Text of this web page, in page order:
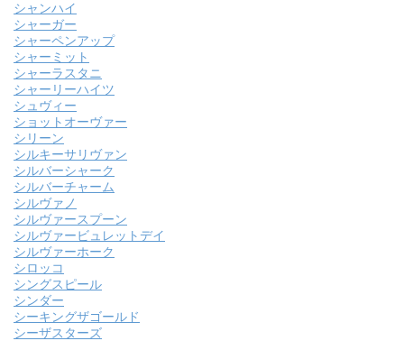
シャンハイ
シャーガー
シャーペンアップ
シャーミット
シャーラスタニ
シャーリーハイツ
シュヴィー
ショットオーヴァー
シリーン
シルキーサリヴァン
シルバーシャーク
シルバーチャーム
シルヴァノ
シルヴァースプーン
シルヴァービュレットデイ
シルヴァーホーク
シロッコ
シングスピール
シンダー
シーキングザゴールド
シーザスターズ